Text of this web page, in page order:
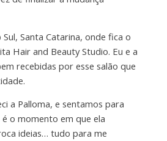
Santa Catarina, onde fica o
Hair and Beauty Studio. Eu e a
recebidas por esse salão que
a Palloma, e sentamos para
o momento em que ela
ideias… tudo para me